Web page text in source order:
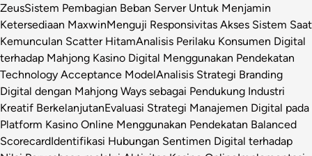
ZeusSistem Pembagian Beban Server Untuk Menjamin
Ketersediaan MaxwinMenguji Responsivitas Akses Sistem Saat
Kemunculan Scatter HitamAnalisis Perilaku Konsumen Digital
terhadap Mahjong Kasino Digital Menggunakan Pendekatan
Technology Acceptance ModelAnalisis Strategi Branding
Digital dengan Mahjong Ways sebagai Pendukung Industri
Kreatif BerkelanjutanEvaluasi Strategi Manajemen Digital pada
Platform Kasino Online Menggunakan Pendekatan Balanced
ScorecardIdentifikasi Hubungan Sentimen Digital terhadap